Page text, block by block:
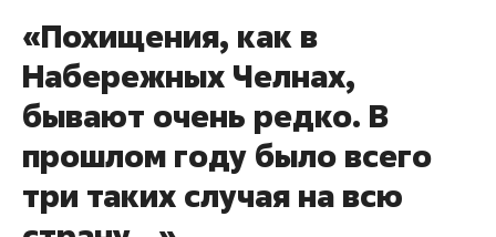
«Похищения, как в
Набережных Челнах,
бывают очень редко. В
прошлом году было всего
три таких случая на всю